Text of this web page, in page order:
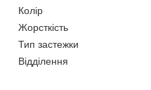
Колір
Жорсткість
Тип застежки
Відділення